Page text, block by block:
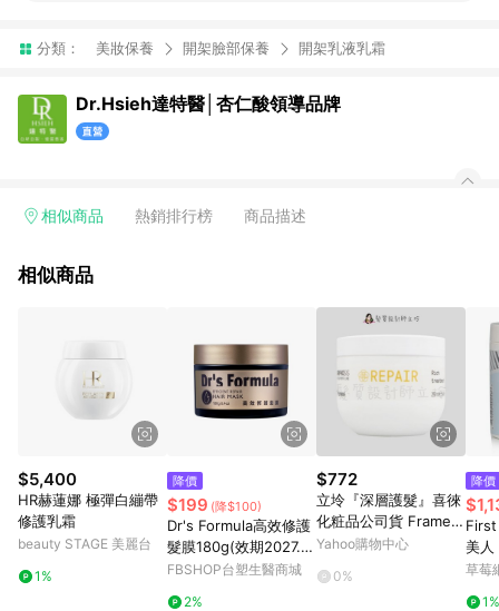
分類： 美妝保養 開架臉部保養 開架乳液乳霜
Dr.Hsieh達特醫│杏仁酸領導品牌
相似商品 熱銷排行榜 商品描述
相似商品
$5,400
HR赫蓮娜 極彈白繃帶
修護乳霜
beauty STAGE 美麗台
1%
降價
$199 (降$100)
Dr's Formula高效修護
髮膜180g(效期2027.0
7)
FBSHOP台塑生醫商城
2%
$772
立坽『深層護髮』喜徠
化粧品公司貨 Framesi
雲緹佛媚絲 永續媚力柔
07
Yahoo購物中心
0%
降價
美人
面霜
草莓
1%